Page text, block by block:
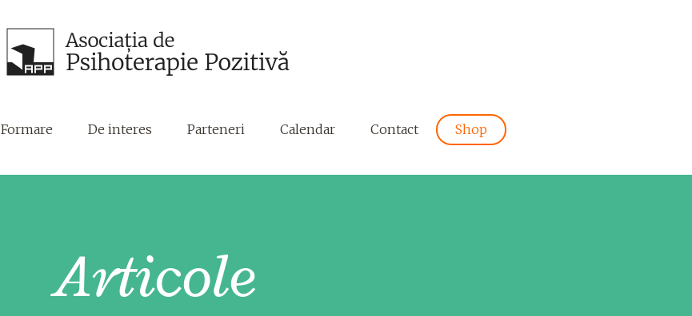
Formare De interes Parteneri Calendar Contact Shop
Articole